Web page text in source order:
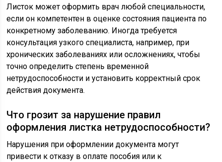
Листок может оформить врач любой специальности,
если он компетентен в оценке состояния пациента по
конкретному заболеванию. Иногда требуется
консультация узкого специалиста, например, при
хронических заболеваниях или осложнениях, чтобы
точно определить степень временной
нетрудоспособности и установить корректный срок
действия документа.
Что грозит за нарушение правил
оформления листка нетрудоспособности?
Нарушения при оформлении документа могут
привести к отказу в оплате пособия или к